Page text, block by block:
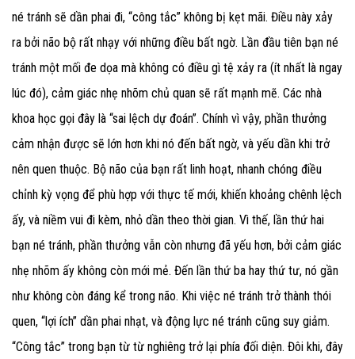
né tránh sẽ dần phai đi, “công tắc” không bị kẹt mãi. Điều này xảy
ra bởi não bộ rất nhạy với những điều bất ngờ. Lần đầu tiên bạn né
tránh một mối đe dọa mà không có điều gì tệ xảy ra (ít nhất là ngay
lúc đó), cảm giác nhẹ nhõm chủ quan sẽ rất mạnh mẽ. Các nhà
khoa học gọi đây là “sai lệch dự đoán”. Chính vì vậy, phần thưởng
cảm nhận được sẽ lớn hơn khi nó đến bất ngờ, và yếu dần khi trở
nên quen thuộc. Bộ não của bạn rất linh hoạt, nhanh chóng điều
chỉnh kỳ vọng để phù hợp với thực tế mới, khiến khoảng chênh lệch
ấy, và niềm vui đi kèm, nhỏ dần theo thời gian. Vì thế, lần thứ hai
bạn né tránh, phần thưởng vẫn còn nhưng đã yếu hơn, bởi cảm giác
nhẹ nhõm ấy không còn mới mẻ. Đến lần thứ ba hay thứ tư, nó gần
như không còn đáng kể trong não. Khi việc né tránh trở thành thói
quen, “lợi ích” dần phai nhạt, và động lực né tránh cũng suy giảm.
“Công tắc” trong bạn từ từ nghiêng trở lại phía đối diện. Đôi khi, đây